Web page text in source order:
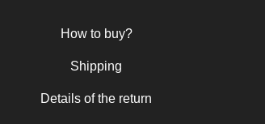
How to buy?
Shipping
Details of the return